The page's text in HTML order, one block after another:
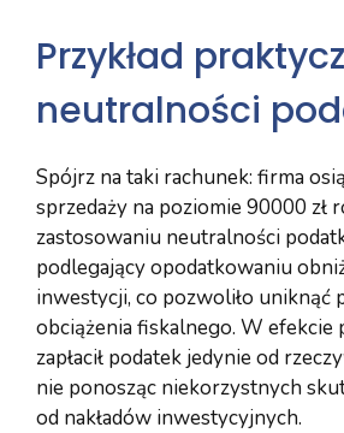
Przykład
neutralności
Spójrz na taki rachunek: firma
sprzedaży na poziomie 90000 zł
zastosowaniu neutralności
podlegający opodatkowaniu
inwestycji, co pozwoliło uniknąć
obciążenia fiskalnego. W efekcie
zapłacił podatek jedynie od
nie ponosząc niekorzystnych
od nakładów inwestycyjnych.